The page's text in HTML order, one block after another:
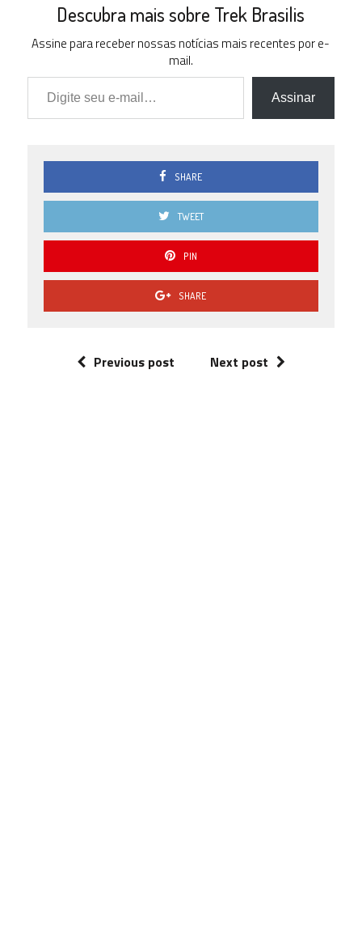
Descubra mais sobre Trek Brasilis
Assine para receber nossas notícias mais recentes por e-
mail.
Digite seu e-mail…
Assinar
SHARE
TWEET
PIN
SHARE
Previous post Next post